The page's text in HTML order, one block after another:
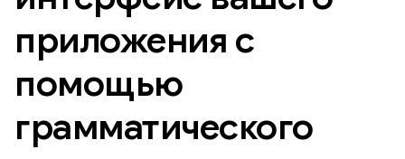
приложения с
помощью
грамматического